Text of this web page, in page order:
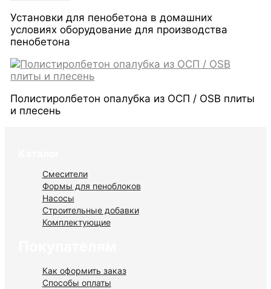
Установки для пенобетона в домашних
условиях оборудование для производства
пенобетона
Полистиролбетон опалубка из ОСП / OSB плиты
и плесень
Смесители
Формы для пеноблоков
Насосы
Строительные добавки
Комплектующие
Как оформить заказ
Способы оплаты